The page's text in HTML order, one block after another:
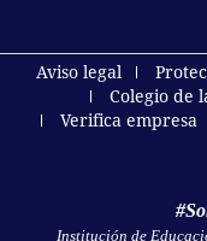
Aviso legal
Colegio de
Verifica empresa
Institución de